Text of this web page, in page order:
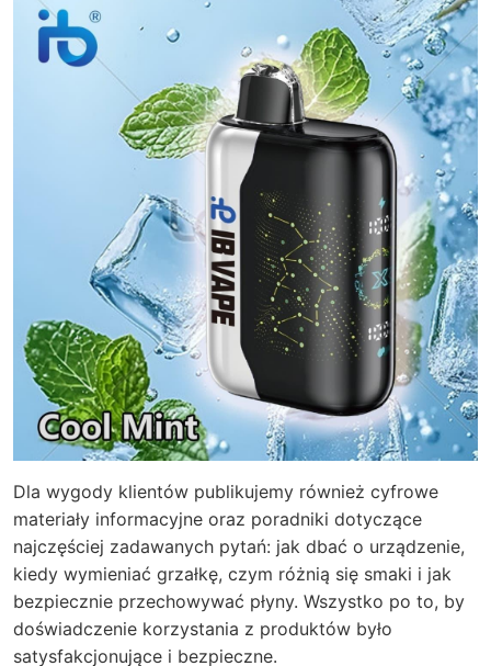
Dla wygody klientów publikujemy również cyfrowe
materiały informacyjne oraz poradniki dotyczące
najczęściej zadawanych pytań: jak dbać o urządzenie,
kiedy wymieniać grzałkę, czym różnią się smaki i jak
bezpiecznie przechowywać płyny. Wszystko po to, by
doświadczenie korzystania z produktów było
satysfakcjonujące i bezpieczne.